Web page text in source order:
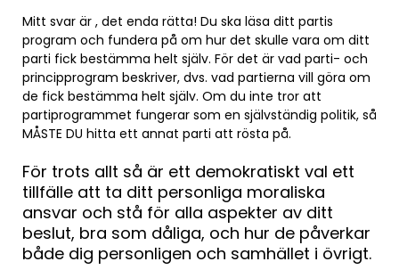
Mitt svar är , det enda rätta! Du ska läsa ditt partis
program och fundera på om hur det skulle vara om ditt
parti fick bestämma helt själv. För det är vad parti- och
principprogram beskriver, dvs. vad partierna vill göra om
de fick bestämma helt själv. Om du inte tror att
partiprogrammet fungerar som en självständig politik, så
MÅSTE DU hitta ett annat parti att rösta på.
För trots allt så är ett demokratiskt val ett
tillfälle att ta ditt personliga moraliska
ansvar och stå för alla aspekter av ditt
beslut, bra som dåliga, och hur de påverkar
både dig personligen och samhället i övrigt.